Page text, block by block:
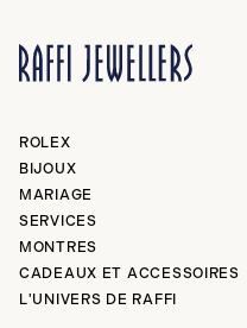
ROLEX
BIJOUX
MARIAGE
SERVICES
MONTRES
CADEAUX ET ACCESSOIRES
L'UNIVERS DE RAFFI